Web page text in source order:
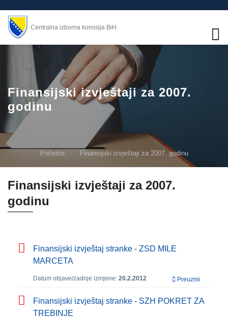
Centralna izborna komisija BiH
Finansijski izvještaji za 2007.
godinu
Početna Finansijski izvještaji za 2007. godinu
Finansijski izvještaji za 2007.
godinu
Finansijski izvještaj stranke - ZSD MILE
MARCETA
Datum objave/zadnje izmjene: 20.2.2012 Preuzmi
Finansijski izvještaj stranke - SZH POKRET ZA
TREBINJE